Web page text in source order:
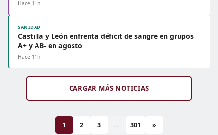
Hace 11h
SANIDAD
Castilla y León enfrenta déficit de sangre en grupos
A+ y AB- en agosto
Hace 11h
CARGAR MÁS NOTICIAS
1 2 3 ... 301 »